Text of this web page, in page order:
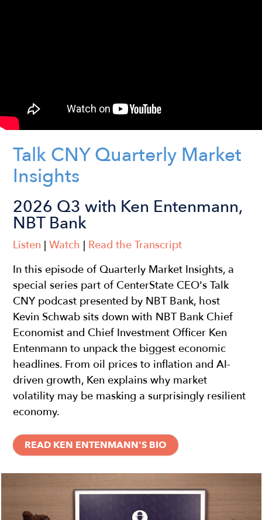
Talk CNY Quarterly Market
Insights
2026 Q3 with Ken Entenmann,
NBT Bank
Listen |Watch | Read the Transcript
In this episode of Quarterly Market Insights, a
special series part of CenterState CEO's Talk
CNY podcast presented by NBT Bank, host
Kevin Schwab sits down with NBT Bank Chief
Economist and Chief Investment Officer Ken
Entenmann to unpack the biggest economic
headlines. From oil prices to inflation and AI-
driven growth, Ken explains why market
volatility may be masking a surprisingly resilient
economy.
READ KEN ENTENMANN'S BIO